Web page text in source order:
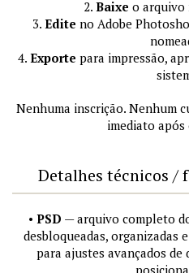
2. Baixe o arquivo
3. Edite no Adobe
4. Exporte para impressão,
Nenhuma inscrição. Nenhum
imediato
Detalhes técnicos /
• PSD — arquivo completo
desbloqueadas, organizadas
para ajustes avançados de